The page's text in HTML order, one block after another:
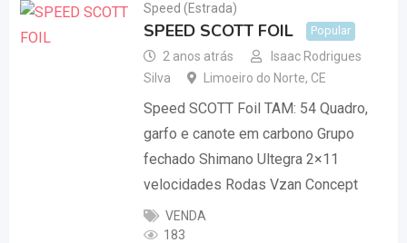
Speed (Estrada)
SPEED SCOTT FOIL Popular
2 anos atrás
Isaac Rodrigues
Silva
Limoeiro do Norte, CE
Speed SCOTT Foil TAM: 54 Quadro,
garfo e canote em carbono Grupo
fechado Shimano Ultegra 2×11
velocidades Rodas Vzan Concept
VENDA
183